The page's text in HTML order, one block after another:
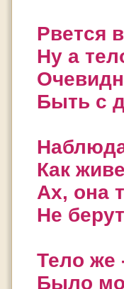
Рвется
Ну а
Быть с
Как
Ах, она
Не
Тело же
Было